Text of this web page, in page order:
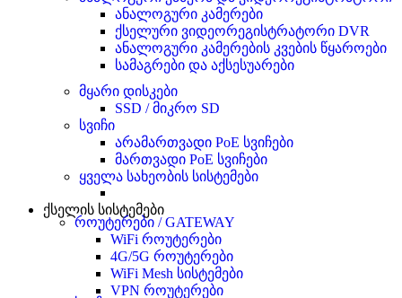
ანალოგური კამერები
ქსელური ვიდეორეგისტრატორი DVR
ანალოგური კამერების კვების წყაროები
სამაგრები და აქსესუარები
მყარი დისკები
SSD / მიკრო SD
სვიჩი
არამართვადი PoE სვიჩები
მართვადი PoE სვიჩები
ყველა სახეობის სისტემები
ქსელის სისტემები
როუტერები / GATEWAY
WiFi როუტერები
4G/5G როუტერები
WiFi Mesh სისტემები
VPN როუტერები